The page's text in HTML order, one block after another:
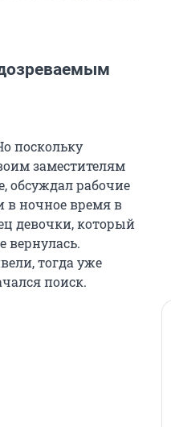
поскольку
заместителям
обсуждал рабочие
в ночное время в
девочки, который
вернулась.
тогда уже
поиск.